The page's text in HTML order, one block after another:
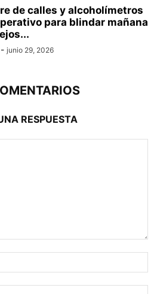
de calles y alcoholímetros
para blindar mañana
- junio 29, 2026
RESPUESTA